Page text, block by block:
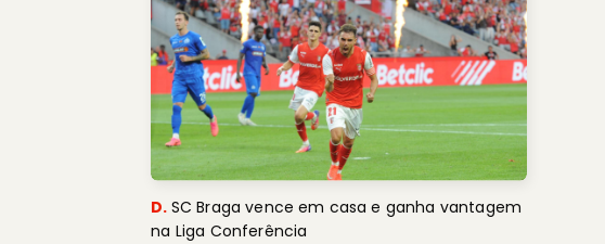
D. SC Braga vence em casa e ganha vantagem
na Liga Conferência